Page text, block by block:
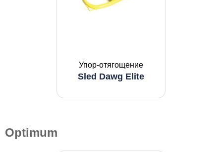
Упор-отягощение
Sled Dawg Elite
Optimum